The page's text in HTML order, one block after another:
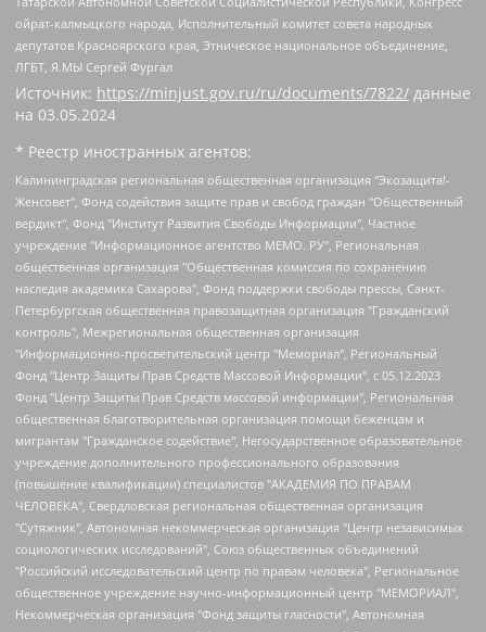
ойрат-калмыцкого народа, Исполнительный комитет совета народных
депутатов Красноярского края, Этническое национальное объединение,
ЛГБТ, Я.МЫ Сергей Фургал
Источник: https://minjust.gov.ru/ru/documents/7822/ данные
на 03.05.2024
* Реестр иностранных агентов:
Калининградская региональная общественная организация "Экозащита!-Женсовет", Фонд содействия защите прав и свобод граждан "Общественный вердикт", Фонд "Институт Развития Свободы Информации", Частное учреждение "Информационное агентство МЕМО. РУ", Региональная общественная организация "Общественная комиссия по сохранению наследия академика Сахарова", Фонд поддержки свободы прессы, Санкт-Петербургская общественная правозащитная организация "Гражданский контроль", Межрегиональная общественная организация "Информационно-просветительский центр "Мемориал", Региональный Фонд "Центр Защиты Прав Средств Массовой Информации", с 05.12.2023 Фонд "Центр Защиты Прав Средств массовой информации", Региональная общественная благотворительная организация помощи беженцам и мигрантам "Гражданское содействие", Негосударственное образовательное учреждение дополнительного профессионального образования (повышение квалификации) специалистов "АКАДЕМИЯ ПО ПРАВАМ ЧЕЛОВЕКА", Свердловская региональная общественная организация "Сутяжник", Автономная некоммерческая организация "Центр независимых социологических исследований", Союз общественных объединений "Российский исследовательский центр по правам человека", Региональное общественное учреждение научно-информационный центр "МЕМОРИАЛ", Некоммерческая организация "Фонд защиты гласности", Автономная некоммерческая организация "Институт прав человека", Городская общественная организация "Екатеринбургское общество "МЕМОРИАЛ", Городская общественная организация "Рязанское историко-просветительское и правозащитное общество "Мемориал" (Рязанский Мемориал), Челябинский региональный орган общественной самодеятельности – женское общественное объединение "Женщины Евразии", Челябинский региональный орган общественной самодеятельности "Уральская правозащитная группа", Фонд содействия защите здоровья и социальной справедливости имени Андрея Рылькова, Автономная Некоммерческая Организация "Аналитический Центр Юрия Левады", Автономная некоммерческая организация социальной поддержки населения "Проект Апрель", Региональная общественная организация помощи женщинам и детям, находящимся в кризисной ситуации "Информационно-методический центр "Анна", Фонд содействия развитию массовых коммуникаций и правовому просвещению "Так-так-Так", Фонд содействия устойчивому развитию "Серебряная тайга", Свердловский региональный общественный фонд социальных проектов "Новое время", "Idel.Реалии", Кавказ.Реалии, Крым.Реалии, Телеканал Настоящее Время, Татаро-башкирская служба Радио Свобода (Azatliq Radiosi), Радио Свободная Европа/Радио Свобода (PCE/PC), "Сибирь.Реалии", "Фактограф", Благотворительный фонд помощи осужденным и их семьям, Автономная некоммерческая организация "Институт глобализации и социальных движений", Фонд "В защиту прав заключенных", Частное учреждение "Центр поддержки и содействия развитию средств массовой информации", Пензенский региональный общественный благотворительный фонд "Гражданский союз", "Север.Реалии", Некоммерческая организация Фонд "Правовая инициатива", Общество с ограниченной ответственностью "Радио Свободная Европа/Радио Свобода", Чешское информационное агентство "MEDIUM-ORIENT", Красноярская региональная общественная организация "Мы против СПИДа", Камалягин Денис Николаевич, Маркелов Сергей Евгеньевич, Пономарев Лев Александрович, Савицкая Людмила Алексеевна, Автономная некоммерческая организация "Центр по работе с проблемой насилия "НАСИЛИЮ.НЕТ", Межрегиональный профессиональный союз работников здравоохранения "Альянс врачей", Юридическое лицо, зарегистрированное в Латвийской Республике, SIA "Medusa Project" (регистрационный номер 40103797863, дата регистрации 10.06.2014), Некоммерческая организация "Фонд по борьбе с коррупцией", Автономная некоммерческая организация "Институт права и публичной политики", Баданин Роман Сергеевич, Гликин Максим Александрович, Железнова Мария Михайловна, Лукьянова Юлия Сергеевна, Маетная Елизавета Витальевна, Маняхин Петр Борисович, Чуракова Ольга Владимировна, Ярош Юлия Петровна, Юридическое лицо "The Insider SIA", зарегистрированное в Риге, Латвийская Республика (дата регистрации 26.06.2015), являющееся администратором доменного имени интернет-издания "The Insider SIA", https://theins.ru, Постернак Алексей Евгеньевич, Рубин Михаил Аркадьевич, Анин Роман Александрович, Юридическое лицо Istories fonds, зарегистрированное в Латвийской Республике (регистрационный номер 50008295751, дата регистрации 24.02.2020), Великовский Дмитрий Александрович, Долинина Ирина Николаевна, Мароховская Алеся Алексеевна, Шлейнов Роман Юрьевич, Шмагун Олеся Валентиновна, Общество с ограниченной ответственностью "Альтаир 2021", Общество с ограниченной ответственностью "Вега 2021", Общество с ограниченной ответственностью "Главный редактор 2021", Общество с ограниченной ответственностью "Ромашки монолит", Важенков Артем Валерьевич, Ивановская областная общественная организация "Центр гендерных исследований", Гурман Юрий Альбертович, Медиапроект "ОВД-Инфо", Егоров Владимир Владимирович, Жилинский Владимир Александрович, Общество с ограниченной ответственностью "ЗП", Иванова София Юрьевна, Карезина Инна Павловна, Кильтау Екатерина Викторовна, Петров Алексей Викторович, Пискунов Сергей Евгеньевич, Смирнов Сергей Сергеевич, Тихонов Михаил Сергеевич, Общество с ограниченной ответственностью "ЖУРНАЛИСТ-ИНОСТРАННЫЙ АГЕНТ", Арапова Галина Юрьевна, Вольтская Татьяна Анатольевна, Американская компания "Mason G.E.S. Anonymous Foundation" (США), являющаяся владельцем интернет-издания https://mnews.world/, Компания "Stichting Bellingcat", зарегистрированная в Нидерландах (дата регистрации 11.07.2018), Захаров Андрей Вячеславович, Клепиковская Екатерина Дмитриевна, Общество с ограниченной ответственностью "МЕМО", Перл Роман Александрович, Симонов Евгений Алексеевич, Соловьева Елена Анатольевна, Сотников Даниил Владимирович, Сурначева Елизавета Дмитриевна, Автономная некоммерческая организация по защите прав человека и информированию населения "Якутия – Наше Мнение", Общество с ограниченной ответственностью "Москоу диджитал медиа", с 26.01.2023 Общество с ограниченной ответственностью "Чайка Белые сады", Ветошкина Валерия Валерьевна, Заговора Максим Александрович, Межрегиональное общественное движение "Российская ЛГБТ - сеть", Оленичев Максим Владимирович, Павлов Иван Юрьевич, Скворцова Елена Сергеевна, Общество с ограниченной ответственностью "Как бы инагент", Кочетков Игорь Викторович, Общество с ограниченной ответственностью "Честные выборы", Еланчик Олег Александрович, Общество с ограниченной ответственностью "Нобелевский призыв", Гималова Регина Эмилевна, Григорьев Андрей Валерьевич, Григорьева Алина Александровна, Ассоциация по содействию защите прав призывников, альтернативнослужащих и военнослужащих "Правозащитная группа "Гражданин.Армия.Право", Хисамова Регина Фаритовна, Автономная некоммерческая организация по реализации социально-правовых программ "Лилит", Дальневосточное общественное движение "Маяк", Санкт-Петербургская ЛГБТ-инициативная группа "Выход", Инициативная группа ЛГБТ+ "Реверс", Алексеев Андрей Викторович, Бекбулатова Таисия Львовна, Беляев Иван Михайлович, Владыкина Елена Сергеевна, Гельман Марат Александрович, Никульшина Вероника Юрьевна, Толоконникова Надежда Андреевна, Шендерович Виктор Анатольевич, Общество с ограниченной ответственностью "Данное сообщение", Общество с ограниченной ответственностью Издательский дом "Новая глава", Айнбиндер Александра Александровна, Московский комьюнити-центр для ЛГБТ+инициатив, Благотворительный фонд развития филантропии, Deutsche Welle (Германия, Kurt-Schumacher-Strasse 3, 53113 Bonn), Борзунова Мария Михайловна, Воробьев Виктор Викторович, Голубева Анна Львовна, Константинова Алла Михайловна, Малкова Ирина Владимировна, Мурадов Мурад Абдулгалимович, Осетинская Елизавета Николаевна, Понасенков Евгений Николаевич, Ганапольский Матвей Юрьевич, Киселев Евгений Алексеевич, Борухович Ирина Григорьевна, Дремин Иван Тимофеевич, Дубровский Дмитрий Викторович, Красноярская региональная общественная организация поддержки и развития альтернативных образовательных технологий и межкультурных коммуникаций "ИНТЕРРА", Маяковская Екатерина Алексеевна, Фейгин Марк Захарович, Филимонов Андрей Викторович, Дзугкоева Регина Николаевна, Доброхотов Роман Александрович, Дудь Юрий Александрович, Елкин Сергей Владимирович, Кругликов Кирилл Игоревич, Сабунаева Мария Леонидовна, Семенов Алексей Владимирович, Шаинян Карен Багратович, Шульман Екатерина Михайловна, Асафьев Артур Валерьевич, Вахштайн Виктор Семенович, Венедиктов Алексей Алексеевич, Лушникова Екатерина Евгеньевна, Волков Леонид Михайлович, Невзоров Александр Глебович, Пархоменко Сергей Борисович, Сироткин Ярослав Николаевич, Кара-Мурза Владимир Владимирович, Баранова Наталья Владимировна, Гозман Леонид Яковлевич, Кагарлицкий Борис Юльевич, Климарев Михаил Валерьевич, Милов Владимир Станиславович, Автономная некоммерческая организация Краснодарский центр современного искусства "Типография", Моргенштерн Алишер Тагирович, Соболь Любовь Эдуардовна, Общество с ограниченной ответственностью "ЛИЗА НОРМ", Каспаров Гарри Кимович, Ходорковский Михаил Борисович, Общество с ограниченной ответственностью "Апрельские тезисы", Данилович Ирина Брониславовна, Кашин Олег Владимирович, Петров Николай Владимирович, Пивоваров Алексей Владимирович, Соколов Михаил Владимирович, Цветкова Юлия Владимировна, Чичваркин Евгений Александрович, Комитет против пыток/Команда против пыток, Общество с ограниченной ответственностью "Первый научный", Общество с ограниченной ответственностью "Вертолет и ко", Белоцерковская Вероника Борисовна, Кац Максим Евгеньевич, Лазарева Татьяна Юрьевна, Шаведдинов Руслан Табризович, Яшин Илья Валерьевич, Общество с ограниченной ответственностью "Иноагент ААВ", Алешковский Дмитрий Петрович, Альбац Евгения Марковна, Быков Дмитрий Львович, Галямина Юлия Евгеньевна, Лойко Сергей Леонидович, Мартынов Кирилл Константинович, Медведев Сергей Александрович, Крашенинников Федор Геннадиевич, Гордеева Катерина Вл